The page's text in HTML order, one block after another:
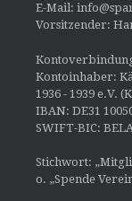
E-Mail:
Vorsitzender:
Kontoinhaber:
1936 - 1939 e.V.
IBAN: DE31
SWIFT-BIC:
Stichwort:
o. „Spende